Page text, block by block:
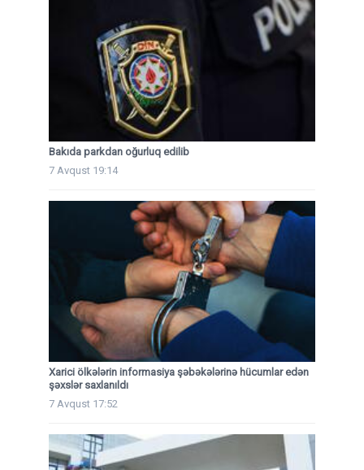
Bakıda parkdan oğurluq edilib
7 Avqust 19:14
Xarici ölkələrin informasiya şəbəkələrinə hücumlar edən
şəxslər saxlanıldı
7 Avqust 17:52